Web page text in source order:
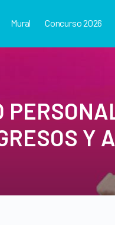
Mural Concurso 2026
Y